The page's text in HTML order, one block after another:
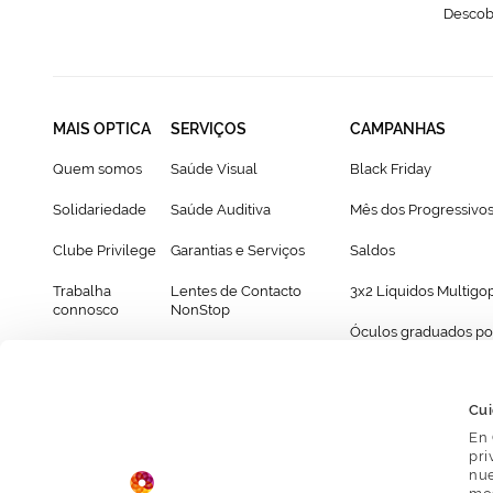
En
MAIS OPTICA
Quem somos
Solidariedade
Clube Privilege
Trabalha
connosco
SERVIÇOS
Saúde Visual
Saúde Auditiva
Garantias e Serviços
Lentes de Contacto
NonStop
CAMPANHAS
Black Friday
Mês dos Progressivos
Saldos
3x2 Líquidos
Óculos graduados